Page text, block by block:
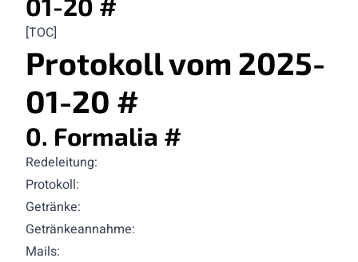
[TOC]
Protokoll vom 2025-
01-20 #
0. Formalia #
Redeleitung:
Protokoll:
Getränke:
Getränkeannahme:
Mails: